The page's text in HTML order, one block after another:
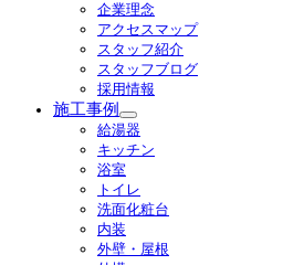
企業理念
アクセスマップ
スタッフ紹介
スタッフブログ
採用情報
施工事例
サ
ブ
ニ
ュ
給湯器
キッチン
浴室
トイレ
洗面化粧台
内装
外壁・屋根